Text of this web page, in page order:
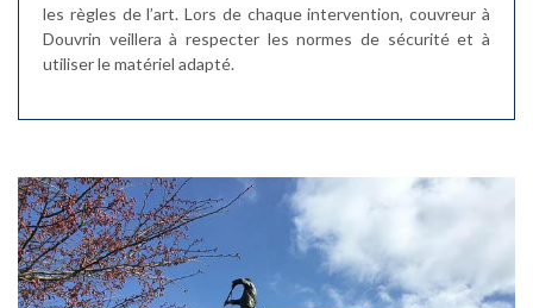
les règles de l’art. Lors de chaque intervention, couvreur à
Douvrin veillera à respecter les normes de sécurité et à
utiliser le matériel adapté.